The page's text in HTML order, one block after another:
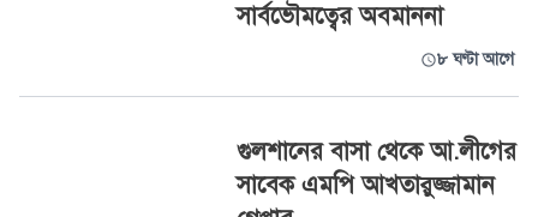
সার্বভৌমত্বের অবমাননা
৮ ঘণ্টা আগে
গুলশানের বাসা থেকে আ.লীগের
সাবেক এমপি আখতারুজ্জামান